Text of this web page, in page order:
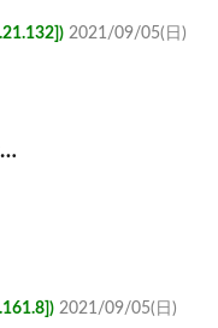
2021/09/05(日)
…
2021/09/05(日)